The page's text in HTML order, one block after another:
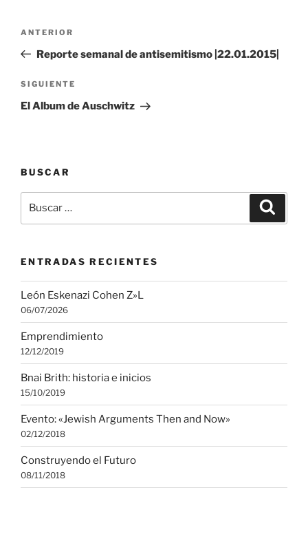
entradas
Entrada
anterior:
ANTERIOR
Reporte semanal de antisemitismo |22.01.2015|
Siguiente
entrada
SIGUIENTE
El Album de Auschwitz
BUSCAR
por:
ENTRADAS RECIENTES
León Eskenazi Cohen Z»L
06/07/2026
Emprendimiento
12/12/2019
Bnai Brith: historia e inicios
15/10/2019
Evento: «Jewish Arguments Then and Now»
02/12/2018
Construyendo el Futuro
08/11/2018